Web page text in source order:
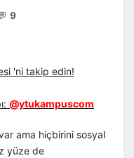
9
'ni takip edin!
@ytukampuscom
var ama hiçbirini sosyal
yüze de